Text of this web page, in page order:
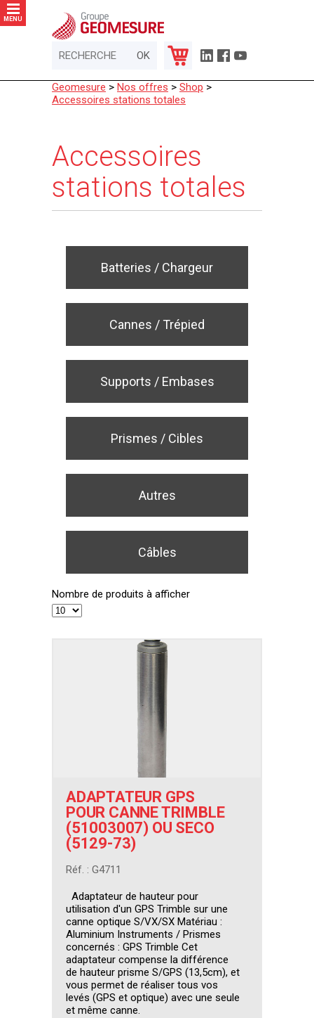
MENU
Geomesure > Nos offres > Shop >
Accessoires stations totales
Accessoires
stations totales
Batteries / Chargeur
Cannes / Trépied
Supports / Embases
Prismes / Cibles
Autres
Câbles
Nombre de produits à afficher
ADAPTATEUR GPS
POUR CANNE TRIMBLE
(51003007) OU SECO
(5129-73)
Réf. : G4711
Adaptateur de hauteur pour
utilisation d'un GPS Trimble sur une
canne optique S/VX/SX Matériau :
Aluminium Instruments / Prismes
concernés : GPS Trimble Cet
adaptateur compense la différence
de hauteur prisme S/GPS (13,5cm), et
vous permet de réaliser tous vos
levés (GPS et optique) avec une seule
et même canne.
Panneau de gestion des cookies